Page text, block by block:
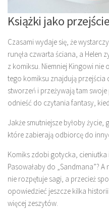
Książki jako
Czasami wydaje się, że
runęła czwarta ściana, a Helen
z komiksu. Niemniej Kingowi
tego komiksu znajdują
stworzeń i przeżywają tam
odnieść do czytania fantasy,
Jakże smutniejsze byłoby życie,
które zabierają odbiorcę do
Komiks zdobi gotycka, cieniutka
Pasowałaby do „Sandmana”?
nie rozpętuje sagi, a przecież
opowiedzieć jeszcze kilka
więcej zeszytów.